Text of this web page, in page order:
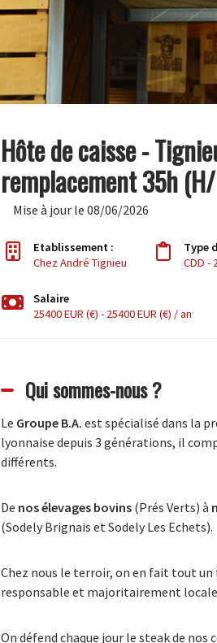
Hôte de caisse -
remplacement 35h
Mise à jour le 08/06/2026
Etablissement :
Chez André Tignieu
Type
CDD -
Salaire
25400 EUR (€) - 25400 EUR (€) / an
Qui sommes-nous ?
Le Groupe B.A. est spécialisé dans la
lyonnaise depuis 3 générations, il
différents.
De nos élevages bovins(Prés Verts) à
(Sodely Brignais et Sodely Les Echets).
Chez nous le terroir, on en fait tout un
responsable et majoritairement
On défend chaque jour le steak de